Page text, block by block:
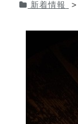
新着情報
>